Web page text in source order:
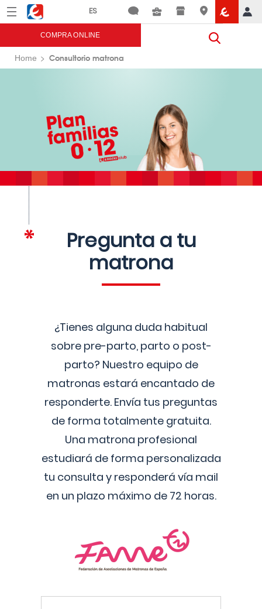
Menú Eroski
COMPRA ONLINE
Home Consultorio matrona
Pregunta a tu
matrona
¿Tienes alguna duda habitual
sobre pre-parto, parto o post-
parto? Nuestro equipo de
matronas estará encantado de
responderte. Envía tus preguntas
de forma totalmente gratuita.
Una matrona profesional
estudiará de forma personalizada
tu consulta y responderá vía mail
en un plazo máximo de 72 horas.